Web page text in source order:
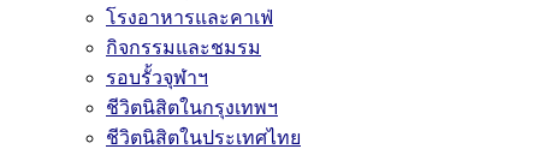
โรงอาหารและคาเฟ่
กิจกรรมและชมรม
รอบรั้วจุฬาฯ
ชีวิตนิสิตในกรุงเทพฯ
ชีวิตนิสิตในประเทศไทย